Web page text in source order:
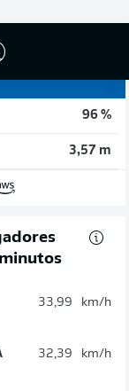
96 %
3,57 m
33,99 km/h
32,39 km/h